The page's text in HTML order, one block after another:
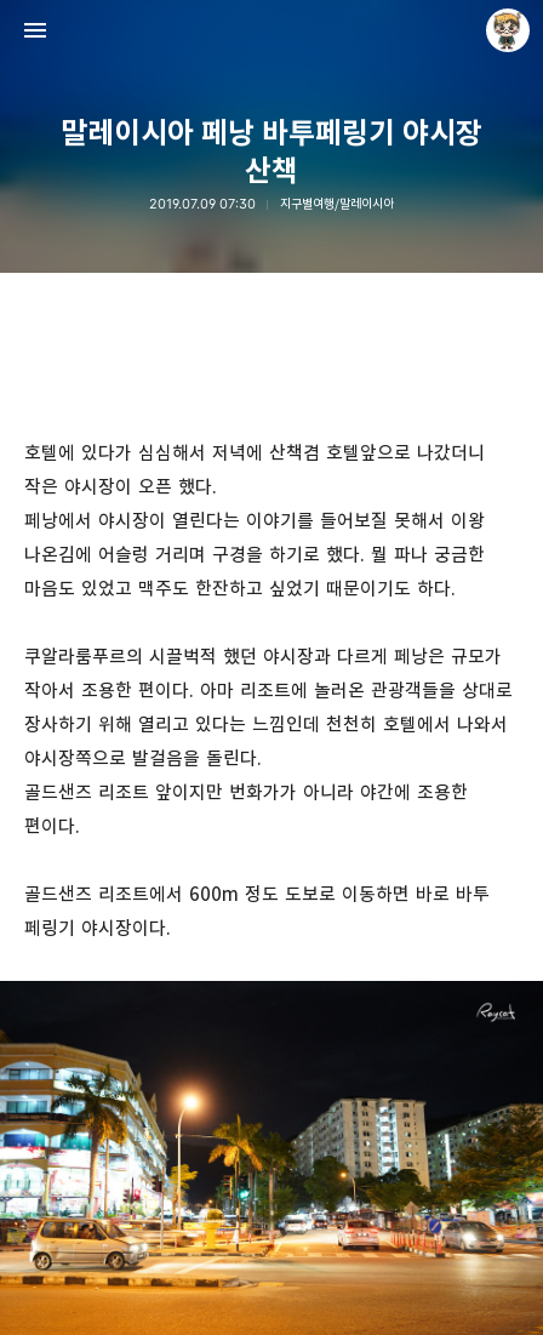
말레이시아 페낭 바투페링기 야시장
산책
2019.07.09 07:30 지구별여행/말레이시아
호텔에 있다가 심심해서 저녁에 산책겸 호텔앞으로 나갔더니
작은 야시장이 오픈 했다.
페낭에서 야시장이 열린다는 이야기를 들어보질 못해서 이왕
나온김에 어슬렁 거리며 구경을 하기로 했다. 뭘 파나 궁금한
마음도 있었고 맥주도 한잔하고 싶었기 때문이기도 하다.
쿠알라룸푸르의 시끌벅적 했던 야시장과 다르게 페낭은 규모가
작아서 조용한 편이다. 아마 리조트에 놀러온 관광객들을 상대로
장사하기 위해 열리고 있다는 느낌인데 천천히 호텔에서 나와서
야시장쪽으로 발걸음을 돌린다.
골드샌즈 리조트 앞이지만 번화가가 아니라 야간에 조용한
편이다.
골드샌즈 리조트에서 600m 정도 도보로 이동하면 바로 바투
페링기 야시장이다.
Raycat : Photo and Story